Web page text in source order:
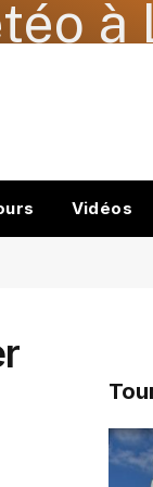
à
Vidéos